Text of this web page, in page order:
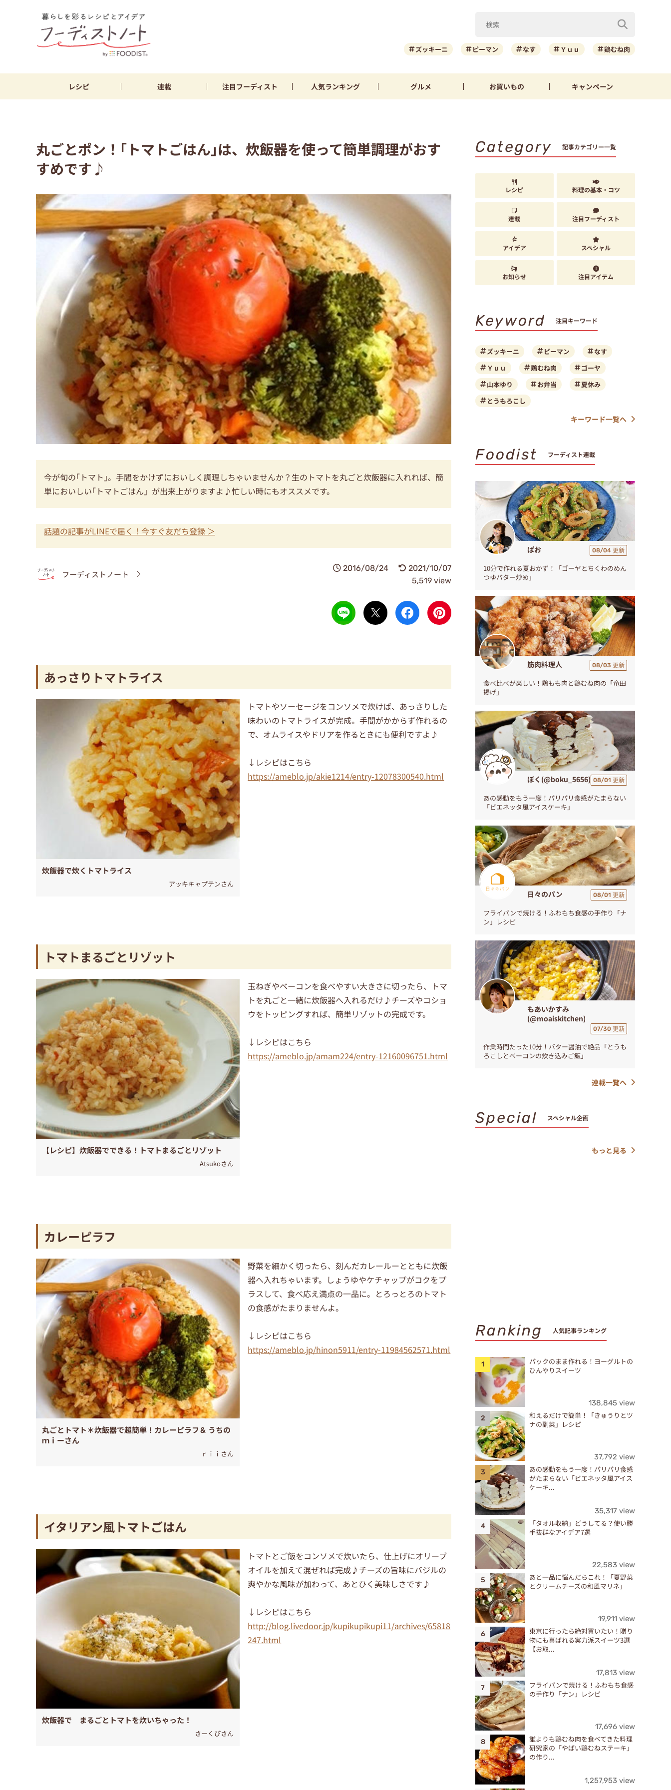
ズッキーニ ピーマン なす Ｙｕｕ 鶏むね肉
レシピ 連載 注目フーディスト 人気ランキング グルメ お買いもの キャンペーン
丸ごとポン！｢トマトごはん｣は、炊飯器を使って簡単調理がおす
すめです♪
今が旬の｢トマト｣。手間をかけずにおいしく調理しちゃいませんか？生のトマトを丸ごと炊飯器に入れれば、簡
単においしい｢トマトごはん」が出来上がりますよ♪忙しい時にもオススメです。
話題の記事がLINEで届く！今すぐ友だち登録 ＞
フーディストノート
2016/08/24
2021/10/07
5,519 view
あっさりトマトライス
炊飯器で炊くトマトライス
アッキキャプテンさん
トマトやソーセージをコンソメで炊けば、あっさりした
味わいのトマトライスが完成。手間がかからず作れるの
で、オムライスやドリアを作るときにも便利ですよ♪
↓レシピはこちら
https://ameblo.jp/akie1214/entry-12078300540.html
トマトまるごとリゾット
【レシピ】炊飯器でできる！トマトまるごとリゾット
Atsukoさん
玉ねぎやベーコンを食べやすい大きさに切ったら、トマ
トを丸ごと一緒に炊飯器へ入れるだけ♪チーズやコショ
ウをトッピングすれば、簡単リゾットの完成です。
↓レシピはこちら
https://ameblo.jp/amam224/entry-12160096751.html
カレーピラフ
丸ごとトマト＊炊飯器で超簡単！カレーピラフ＆ うちの
ｍｉーさん
ｒｉｉさん
野菜を細かく切ったら、刻んだカレールーとともに炊飯
器へ入れちゃいます。しょうゆやケチャップがコクをプ
ラスして、食べ応え満点の一品に。とろっとろのトマト
の食感がたまりませんよ。
↓レシピはこちら
https://ameblo.jp/hinon5911/entry-11984562571.html
イタリアン風トマトごはん
炊飯器で まるごとトマトを炊いちゃった！
さーくぴさん
トマトとご飯をコンソメで炊いたら、仕上げにオリーブ
オイルを加えて混ぜれば完成♪チーズの旨味にバジルの
爽やかな風味が加わって、あとひく美味しさです♪
↓レシピはこちら
http://blog.livedoor.jp/kupikupikupi11/archives/65818
247.html
Category 記事カテゴリー一覧
レシピ 料理の基本・コツ
連載 注目フーディスト
アイデア スペシャル
お知らせ 注目アイテム
Keyword 注目キーワード
ズッキーニ ピーマン
なす
Ｙｕｕ
鶏むね肉
ゴーヤ
山本ゆり
お弁当
夏休み
とうもろこし
キーワード一覧へ
Foodist フーディスト連載
ぱお 08/04 更新
10分で作れる夏おかず！「ゴーヤとちくわのめん
つゆバター炒め」
筋肉料理人 08/03 更新
食べ比べが楽しい！鶏もも肉と鶏むね肉の「竜田
揚げ」
ぼく(@boku_5656) 08/01 更新
あの感動をもう一度！パリパリ食感がたまらない
「ビエネッタ風アイスケーキ」
日々のパン 08/01 更新
フライパンで焼ける！ふわもち食感の手作り「ナ
ン」レシピ
もあいかすみ
(@moaiskitchen)
07/30 更新
作業時間たった10分！バター醤油で絶品「とうも
ろこしとベーコンの炊き込みご飯」
連載一覧へ
Special スペシャル企画
もっと見る
Ranking 人気記事ランキング
パックのまま作れる！ヨーグルトの
ひんやりスイーツ
138,845 view
和えるだけで簡単！「きゅうりとツ
ナの副菜」レシピ
37,792 view
あの感動をもう一度！パリパリ食感
がたまらない「ビエネッタ風アイス
ケーキ...
35,317 view
「タオル収納」どうしてる？使い勝
手抜群なアイデア7選
22,583 view
あと一品に悩んだらこれ！「夏野菜
とクリームチーズの和風マリネ」
19,911 view
東京に行ったら絶対買いたい！贈り
物にも喜ばれる実力派スイーツ3選
【お取...
17,813 view
フライパンで焼ける！ふわもち食感
の手作り「ナン」レシピ
17,696 view
誰よりも鶏むね肉を食べてきた料理
研究家の「やばい鶏むねステーキ」
の作り...
1,257,953 view